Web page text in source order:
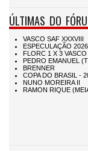
ÚLTIMAS DO